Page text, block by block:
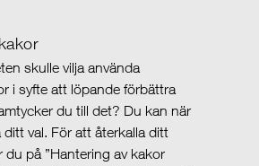
skulle vilja använda
i syfte att löpande förbättra
du till det? Du kan när
val. För att återkalla ditt
du på ”Hantering av kakor